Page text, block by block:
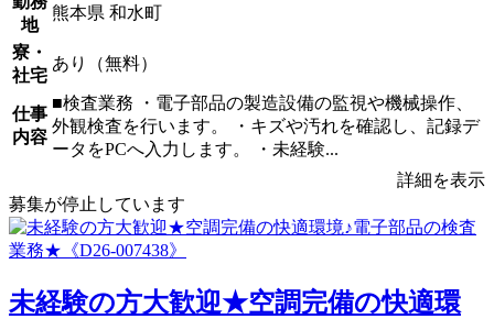
地
熊本県 和水町
寮・
社宅
あり（無料）
仕事
内容
■検査業務 ・電子部品の製造設備の監視や機械操作、
外観検査を行います。 ・キズや汚れを確認し、記録デ
ータをPCへ入力します。 ・未経験...
詳細を表示
募集が停止しています
未経験の方大歓迎★空調完備の快適環